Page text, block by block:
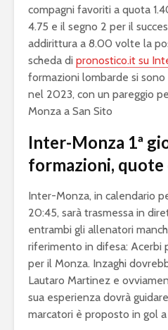
compagni favoriti a quota
4.75 e il segno 2 per il
addirittura a 8.00 volte la
scheda di pronostico.it su
formazioni lombarde si
nel 2023, con un pareggio
Monza a San Sito
Inter-Monza 1ª
formazioni, quote
Inter-Monza, in calendario
20:45, sarà trasmessa in
entrambi gli allenatori
riferimento in difesa: Acerbi
per il Monza. Inzaghi
Lautaro Martinez e
sua esperienza dovrà
marcatori è proposto in gol